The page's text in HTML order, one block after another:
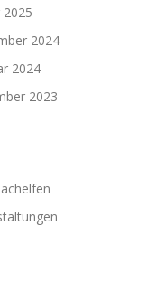
2025
2024
2024
2023